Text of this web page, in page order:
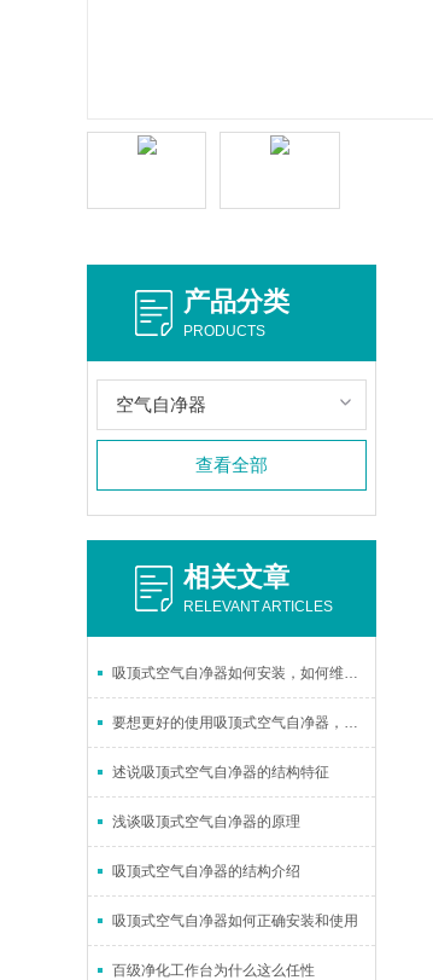
产品分类
PRODUCTS
空气自净器
查看全部
相关文章
RELEVANT ARTICLES
吸顶式空气自净器如何安装，如何维护？
要想更好的使用吸顶式空气自净器，日常的维护*！
述说吸顶式空气自净器的结构特征
浅谈吸顶式空气自净器的原理
吸顶式空气自净器的结构介绍
吸顶式空气自净器如何正确安装和使用
百级净化工作台为什么这么任性